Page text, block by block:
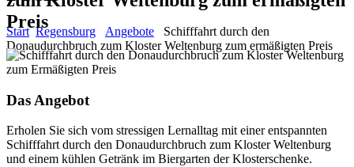
Start Regensburg Angebote
Schifffahrt durch den
Donaudurchbruch zum Kloster Weltenburg zum ermäßigten Preis
Preis
Das Angebot
Erholen Sie sich vom stressigen Lernalltag mit einer entspannten
Schifffahrt durch den Donaudurchbruch zum Kloster Weltenburg
und einem kühlen Getränk im Biergarten der Klosterschenke.